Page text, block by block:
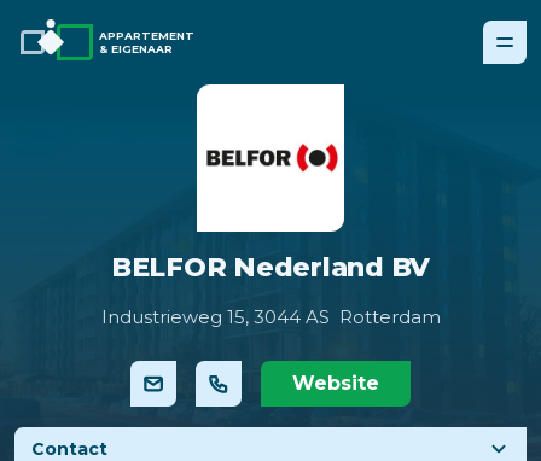
APPARTEMENT
& EIGENAAR
BELFOR Nederland BV
Industrieweg 15, 3044 AS Rotterdam
Website
Contact